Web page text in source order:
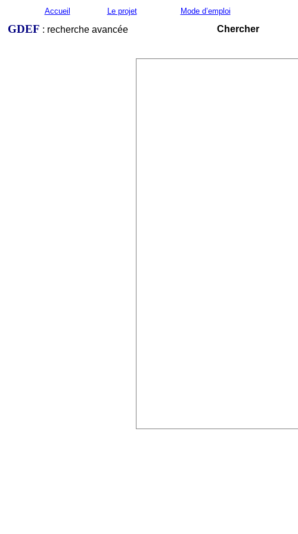
Accueil Le projet Mode d’emploi
GDEF : recherche avancée Chercher